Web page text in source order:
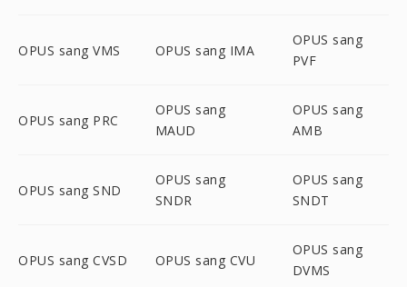
OPUS sang VMS OPUS sang IMA
OPUS sang
PVF
OPUS sang PRC
OPUS sang
MAUD
OPUS sang
AMB
OPUS sang SND
OPUS sang
SNDR
OPUS sang
SNDT
OPUS sang CVSD OPUS sang CVU
OPUS sang
DVMS